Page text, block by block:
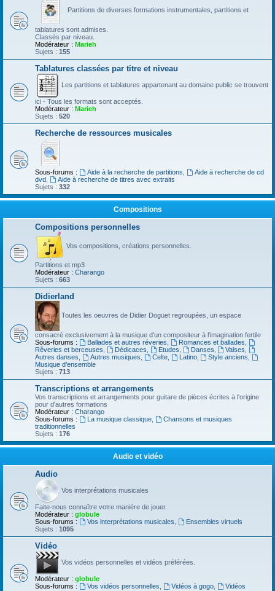
Partitions de diverses formations instrumentales, partitions et
tablatures sont admises.
Classés par niveau.
Modérateur : Marieh
Sujets : 155
Tablatures classées par titre et niveau
Les partitions et tablatures appartenant au domaine public se trouvent
ici - Tous les formats sont acceptés.
Modérateur : Marieh
Sujets : 520
Recherche de ressources musicales
Sous-forums : Aide à la recherche de partitions
Aide à recherche de cd
dvd
Aide à recherche de titres avec extraits
Sujets : 332
Compositions
Compositions personnelles
Vos compositions, créations personnelles.
Partitions et mp3
Modérateur : Charango
Sujets : 663
Didierland
Toutes les oeuvres de Didier Doguet regroupées, un espace
consacré exclusivement à la musique d'un compositeur à l'imagination fertile
Sous-forums :
Ballades et autres réveries Romances et ballades
Rêveries et berceuses
Dédicaces Etudes Danses Valses
Autres danses
Autres musiques Celte, Latino, Style anciens
Musique d’ensemble
Sujets : 713
Transcriptions et arrangements
Vos transcriptions et arrangements pour guitare de pièces écrites à l'origine
pour d'autres formations
Modérateur : Charango
Sous-forums :
La musique classique,
Chansons et musiques
traditionnelles
Sujets : 176
Audio et vidéo
Audio
Vos interprétations musicales
Faite-nous connaître votre manière de jouer.
Modérateur : globule
Sous-forums :
Vos interprétations musicales
Ensembles virtuels
Sujets : 1095
Vidéo
Vos vidéos personnelles et vidéos préférées.
Modérateur : globule
Sous-forums :
Vos vidéos personnelles Vidéos à gogo,
Vidéos